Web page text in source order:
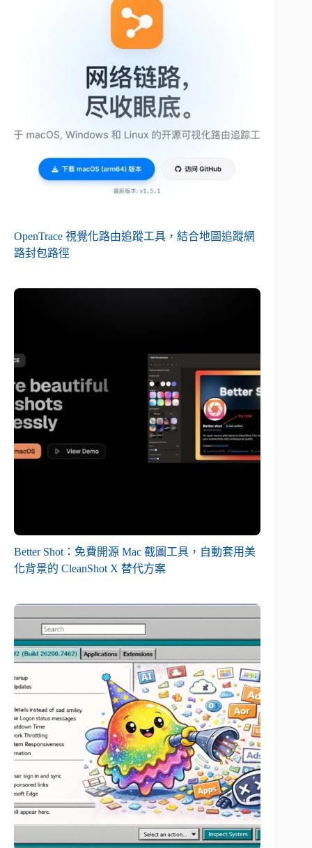
OpenTrace 視覺化路由追蹤工具，結合地圖追蹤網
路封包路徑
Better Shot：免費開源 Mac 截圖工具，自動套用美
化背景的 CleanShot X 替代方案